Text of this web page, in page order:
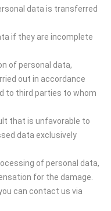
data is transferred
if they are incomplete
of personal data,
out in accordance
to third parties to whom
that is unfavorable to
data exclusively
of personal data,
for the damage.
can contact us via